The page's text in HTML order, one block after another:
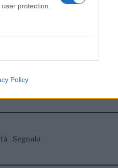
protection.
Policy
| Segnala